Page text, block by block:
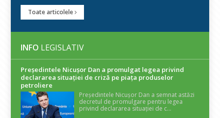
Toate articolele
INFO LEGISLATIV
Președintele Nicuşor Dan a promulgat legea privind
declararea situaţiei de criză pe piaţa produselor
petroliere
Președintele Nicușor Dan a semnat astăzi
decretul de promulgare pentru legea
privind declararea situației de c...